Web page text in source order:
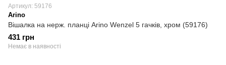
Артикул: 59176
Arino
Вішалка на нерж. планці Arino Wenzel 5 гачків, хром (59176)
431 грн
Немає в наявності